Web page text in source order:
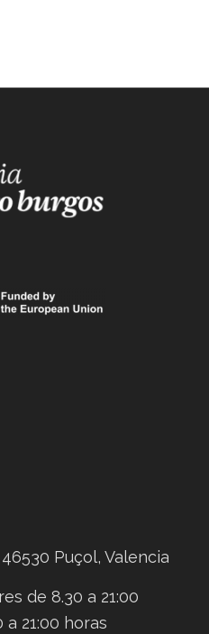
Puçol, Valencia
de 8.30 a 21:00
a 21:00 horas